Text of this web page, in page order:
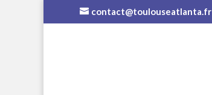
contact@toulouseatlanta.fr